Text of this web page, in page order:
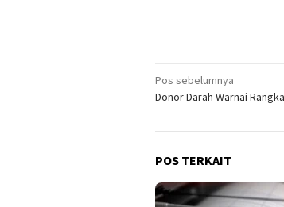
Navigasi
pos
Pos sebelumnya
Donor Darah Warnai
POS TERKAIT